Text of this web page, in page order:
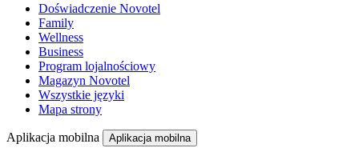
Doświadczenie Novotel
Family
Wellness
Business
Program lojalnościowy
Magazyn Novotel
Wszystkie języki
Mapa strony
Aplikacja mobilna Aplikacja mobilna